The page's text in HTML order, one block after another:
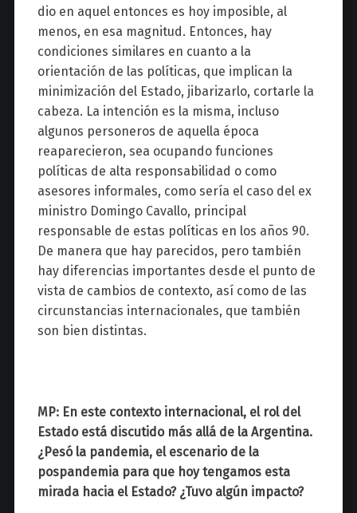
dio en aquel entonces es hoy imposible, al
menos, en esa magnitud. Entonces, hay
condiciones similares en cuanto a la
orientación de las políticas, que implican la
minimización del Estado, jibarizarlo, cortarle la
cabeza. La intención es la misma, incluso
algunos personeros de aquella época
reaparecieron, sea ocupando funciones
políticas de alta responsabilidad o como
asesores informales, como sería el caso del ex
ministro Domingo Cavallo, principal
responsable de estas políticas en los años 90.
De manera que hay parecidos, pero también
hay diferencias importantes desde el punto de
vista de cambios de contexto, así como de las
circunstancias internacionales, que también
son bien distintas.
MP: En este contexto internacional, el rol del
Estado está discutido más allá de la Argentina.
¿Pesó la pandemia, el escenario de la
pospandemia para que hoy tengamos esta
mirada hacia el Estado? ¿Tuvo algún impacto?